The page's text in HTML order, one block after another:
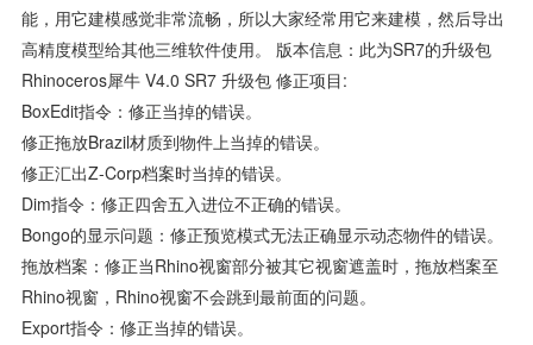
能，用它建模感觉非常流畅，所以大家经常用它来建模，然后导出
高精度模型给其他三维软件使用。 版本信息：此为SR7的升级包
Rhinoceros犀牛 V4.0 SR7 升级包 修正项目:
BoxEdit指令：修正当掉的错误。
修正拖放Brazil材质到物件上当掉的错误。
修正汇出Z-Corp档案时当掉的错误。
Dim指令：修正四舍五入进位不正确的错误。
Bongo的显示问题：修正预览模式无法正确显示动态物件的错误。
拖放档案：修正当Rhino视窗部分被其它视窗遮盖时，拖放档案至
Rhino视窗，Rhino视窗不会跳到最前面的问题。
Export指令：修正当掉的错误。